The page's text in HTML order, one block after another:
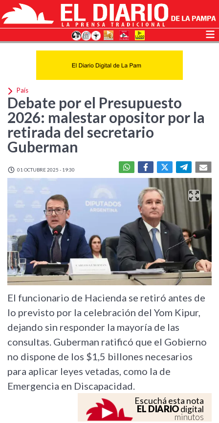
País
Debate por el Presupuesto
2026: malestar opositor por la
retirada del secretario
Guberman
01 OCTUBRE 2025 - 19:30
El funcionario de Hacienda se retiró antes de
lo previsto por la celebración del Yom Kipur,
dejando sin responder la mayoría de las
consultas. Guberman ratificó que el Gobierno
no dispone de los $1,5 billones necesarios
para aplicar leyes vetadas, como la de
Emergencia en Discapacidad.
Escuchá esta nota
EL DIARIOdigital
minutos